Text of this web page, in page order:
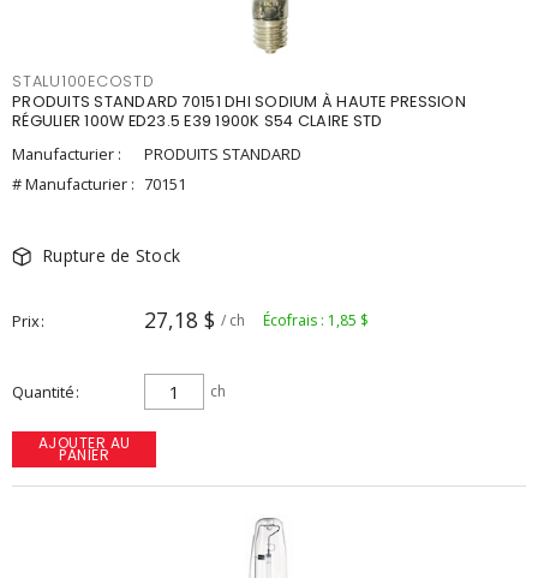
STALU100ECOSTD
PRODUITS STANDARD 70151 DHI SODIUM À HAUTE PRESSION
RÉGULIER 100W ED23.5 E39 1900K S54 CLAIRE STD
Manufacturier :
PRODUITS STANDARD
# Manufacturier : 70151
Rupture de Stock
Prix 27,18 $ / ch Écofrais : 1,85 $
Quantité ch
AJOUTER AU
PANIER